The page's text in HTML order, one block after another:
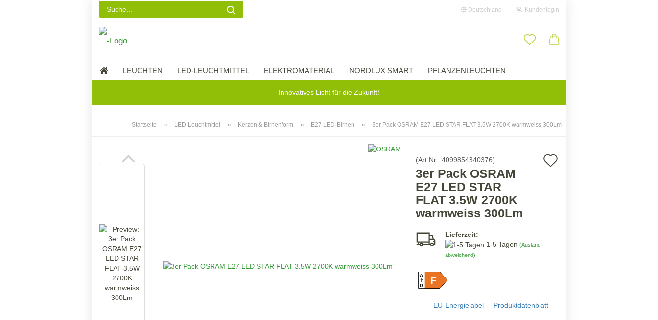
Deutschland Kundenlogin
Passwort vergessen?
Innovatives Licht für die Zukunft!
LEUCHTEN LED-LEUCHTMITTEL ELEKTROMATERIAL NORDLUX SMART PFLANZENLEUCHTEN
Startseite » LED-Leuchtmittel » Kerzen & Birnenform » E27 LED-Birnen » 3er Pack OSRAM E27 LED STAR FLAT 3.5W 2700K warmweiss 300Lm
(Art.Nr.: 4099854340376)
3er Pack OSRAM
E27 LED STAR
FLAT 3.5W 2700K
warmweiss 300Lm
Lieferzeit:
1-5 Tagen (Ausland
abweichend)
A
GF
EU-Energielabel Produktdatenblatt